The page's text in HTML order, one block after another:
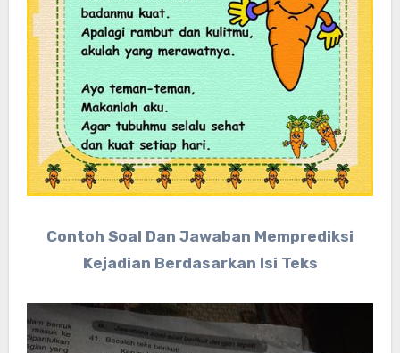
Contoh Soal Dan Jawaban Memprediksi
Kejadian Berdasarkan Isi Teks